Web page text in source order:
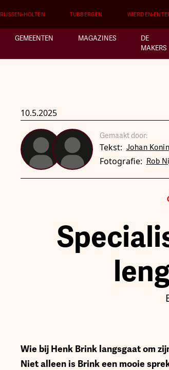
RIJSSEN-HOLTEN TUBBERGEN WIERDEN-
GEMEENTEN MAGAZINES
DE
MAKERS
10.5.2025
Gemaakt door:
Tekst: Johan
Fotografie: Rob
Wie bij Henk Brink langsgaat om
Niet alleen is Brink een mooie